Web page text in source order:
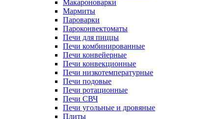
Макароноварки
Мармиты
Пароварки
Пароконвектоматы
Печи для пиццы
Печи комбинированные
Печи конвейерные
Печи конвекционные
Печи низкотемпературные
Печи подовые
Печи ротационные
Печи СВЧ
Печи угольные и дровяные
Плиты